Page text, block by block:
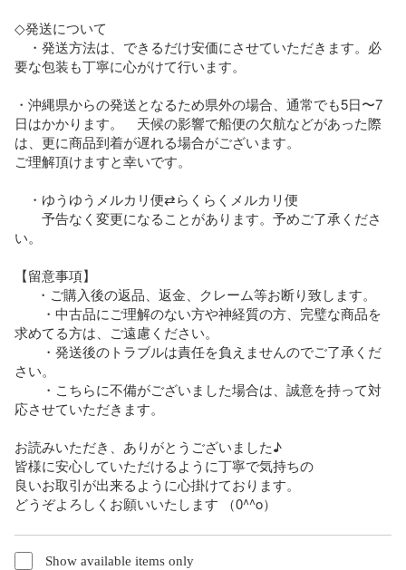
◇発送について
・発送方法は、できるだけ安価にさせていただきます。必
要な包装も丁寧に心がけて行います。
・沖縄県からの発送となるため県外の場合、通常でも5日〜7
日はかかります。　天候の影響で船便の欠航などがあった際
は、更に商品到着が遅れる場合がございます。
ご理解頂けますと幸いです。
・ゆうゆうメルカリ便⇄らくらくメルカリ便
予告なく変更になることがあります。予めご了承くださ
い。
【留意事項】
・中古品にご理解のない方や神経質の方、完璧な商品を
求めてる方は、ご遠慮ください。
・発送後のトラブルは責任を負えませんのでご了承くだ
さい。
・こちらに不備がございました場合は、誠意を持って対
応させていただきます。
お読みいただき、ありがとうございました♪
皆様に安心していただけるように丁寧で気持ちの
良いお取引が出来るように心掛けております。
どうぞよろしくお願いいたします （0^^o）
Show available items only